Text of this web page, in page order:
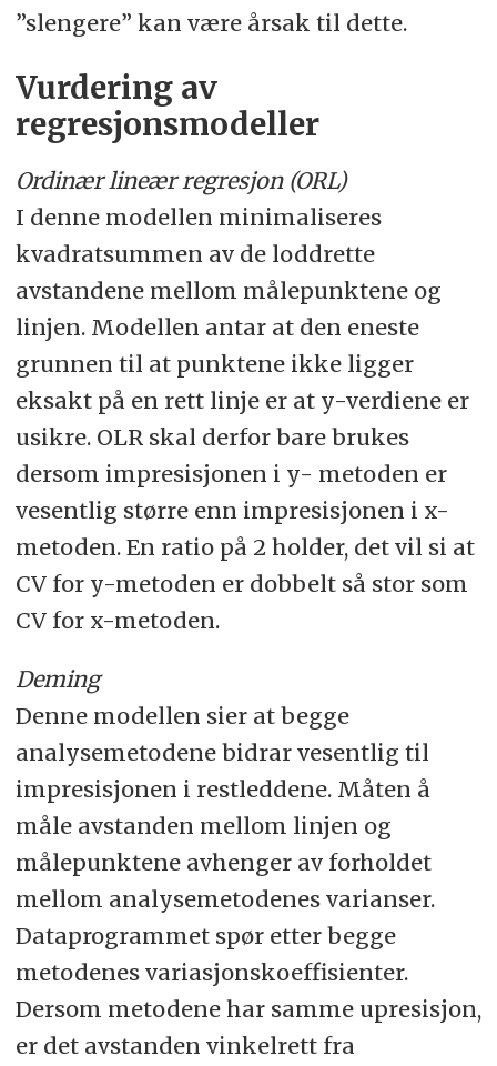
”slengere” kan være årsak til dette.
Vurdering av
regresjonsmodeller
Ordinær lineær regresjon (ORL)
I denne modellen minimaliseres
kvadratsummen av de loddrette
avstandene mellom målepunktene og
linjen. Modellen antar at den eneste
grunnen til at punktene ikke ligger
eksakt på en rett linje er at y-verdiene er
usikre. OLR skal derfor bare brukes
dersom impresisjonen i y- metoden er
vesentlig større enn impresisjonen i x-
metoden. En ratio på 2 holder, det vil si at
CV for y-metoden er dobbelt så stor som
CV for x-metoden.
Deming
Denne modellen sier at begge
analysemetodene bidrar vesentlig til
impresisjonen i restleddene. Måten å
måle avstanden mellom linjen og
målepunktene avhenger av forholdet
mellom analysemetodenes varianser.
Dataprogrammet spør etter begge
metodenes variasjonskoeffisienter.
Dersom metodene har samme upresisjon,
er det avstanden vinkelrett fra